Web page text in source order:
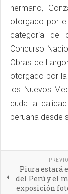
hermano,
otorgado por
categoría de
Concurso
Obras de
otorgado por la
los Nuevos
duda la
peruana desde
Piura estará
del Perú y el
exposición